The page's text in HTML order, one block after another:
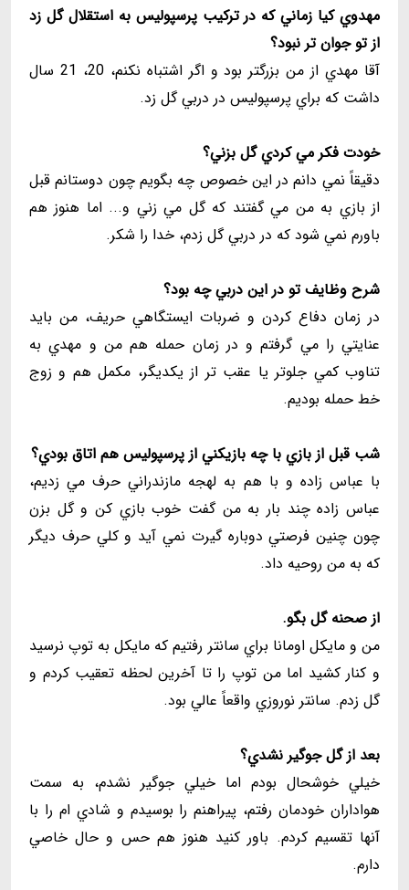
مهدوي كيا زماني كه در تركيب پرسپوليس به استقلال گل زد
از تو جوان تر نبود؟
آقا مهدي از من بزرگتر بود و اگر اشتباه نكنم، 20، 21 سال
داشت كه براي پرسپوليس در دربي گل زد.
خودت فكر مي كردي گل بزني؟
دقيقاً نمي دانم در اين خصوص چه بگويم چون دوستانم قبل
از بازي به من مي گفتند كه گل مي زني و... اما هنوز هم
باورم نمي شود كه در دربي گل زدم، خدا را شكر.
شرح وظايف تو در اين دربي چه بود؟
در زمان دفاع كردن و ضربات ايستگاهي حريف، من بايد
عنايتي را مي گرفتم و در زمان حمله هم من و مهدي به
تناوب كمي جلوتر يا عقب تر از يكديگر، مكمل هم و زوج
خط حمله بوديم.
شب قبل از بازي با چه بازيكني از پرسپوليس هم اتاق بودي؟
با عباس زاده و با هم به لهجه مازندراني حرف مي زديم،
عباس زاده چند بار به من گفت خوب بازي كن و گل بزن
چون چنين فرصتي دوباره گيرت نمي آيد و كلي حرف ديگر
كه به من روحيه داد.
از صحنه گل بگو.
من و مايكل اومانا براي سانتر رفتيم كه مايكل به توپ نرسيد
و كنار كشيد اما من توپ را تا آخرين لحظه تعقيب كردم و
گل زدم. سانتر نوروزي واقعاً عالي بود.
بعد از گل جوگير نشدي؟
خيلي خوشحال بودم اما خيلي جوگير نشدم، به سمت
هواداران خودمان رفتم، پيراهنم را بوسيدم و شادي ام را با
آنها تقسيم كردم. باور كنيد هنوز هم حس و حال خاصي
دارم.